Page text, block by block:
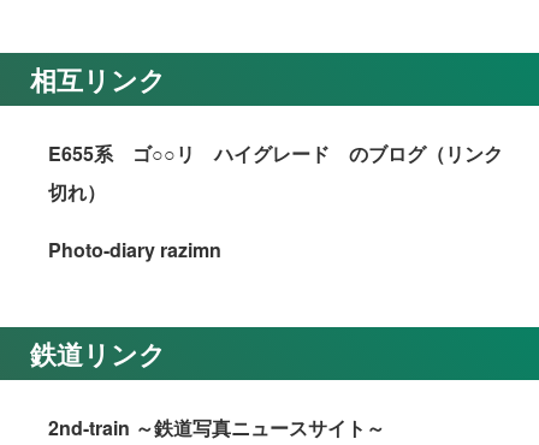
相互リンク
E655系 ゴ○○リ ハイグレード のブログ（リンク
切れ）
Photo-diary razimn
鉄道リンク
2nd-train ～鉄道写真ニュースサイト～